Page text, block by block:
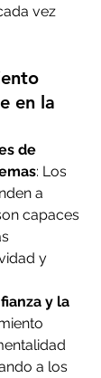
vez
en la
de
: Los
a
capaces
y
y la
a los